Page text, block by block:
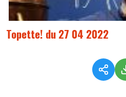
Topette! du 27 04 2022